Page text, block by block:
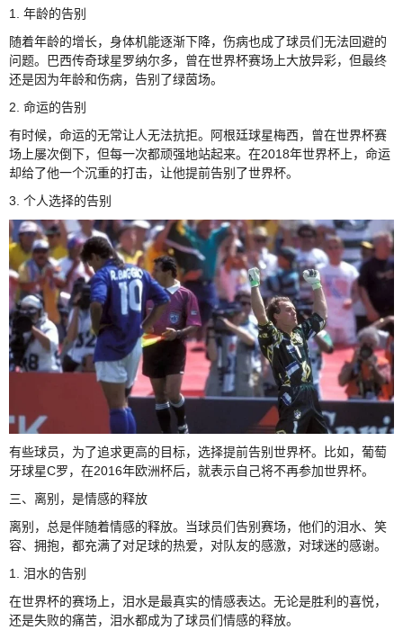
1. 年龄的告别
随着年龄的增长，身体机能逐渐下降，伤病也成了球员们无法回避的
问题。巴西传奇球星罗纳尔多，曾在世界杯赛场上大放异彩，但最终
还是因为年龄和伤病，告别了绿茵场。
2. 命运的告别
有时候，命运的无常让人无法抗拒。阿根廷球星梅西，曾在世界杯赛
场上屡次倒下，但每一次都顽强地站起来。在2018年世界杯上，命运
却给了他一个沉重的打击，让他提前告别了世界杯。
3. 个人选择的告别
有些球员，为了追求更高的目标，选择提前告别世界杯。比如，葡萄
牙球星C罗，在2016年欧洲杯后，就表示自己将不再参加世界杯。
三、离别，是情感的释放
离别，总是伴随着情感的释放。当球员们告别赛场，他们的泪水、笑
容、拥抱，都充满了对足球的热爱，对队友的感激，对球迷的感谢。
1. 泪水的告别
在世界杯的赛场上，泪水是最真实的情感表达。无论是胜利的喜悦，
还是失败的痛苦，泪水都成为了球员们情感的释放。